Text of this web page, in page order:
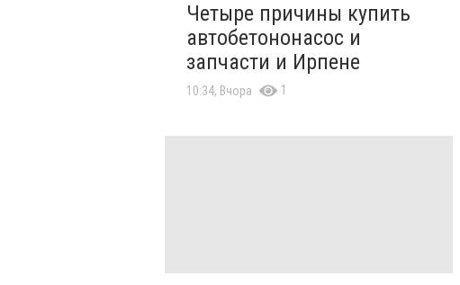
Четыре причины купить
автобетононасос и
запчасти и Ирпене
10:34, Вчора 1